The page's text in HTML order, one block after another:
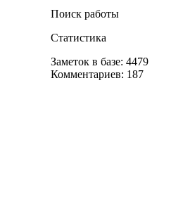
Поиск работы
Статистика
Заметок в базе: 4479
Комментариев: 187